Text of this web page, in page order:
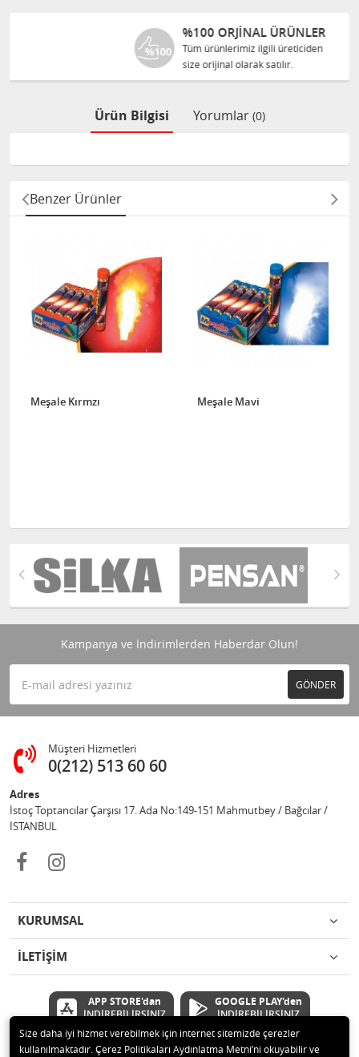
%100 ORJINAL ÜRÜNLER
Tüm ürünlerimiz ilgili üreticiden
size orijinal olarak satılır.
Ürün Bilgisi Yorumlar (0)
Benzer Ürünler
Meşale Kırmzı Meşale Mavi
Kampanya ve İndirimlerden Haberdar Olun!
GÖNDER
Müşteri Hizmetleri
0(212) 513 60 60
Adres
İstoç Toptancılar Çarşısı 17. Ada No:149-151 Mahmutbey / Bağcılar /
İSTANBUL
KURUMSAL
İLETİŞİM
APP STORE'dan
İNDİREBİLİRSİNİZ
GOOGLE PLAY'den
İNDİREBİLİRSİNİZ
Size daha iyi hizmet verebilmek için internet sitemizde çerezler
kullanılmaktadır. Çerez Politikaları Aydınlatma Metni’ni okuyabilir ve